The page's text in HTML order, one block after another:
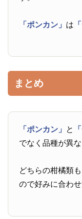
「ポンカン」 は
まとめ
「ポンカン」 と
でなく品種が異な
どちらの柑橘類
ので好みに合わ